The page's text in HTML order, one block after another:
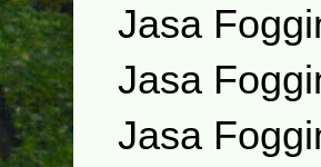
Jasa
Jasa
Jasa